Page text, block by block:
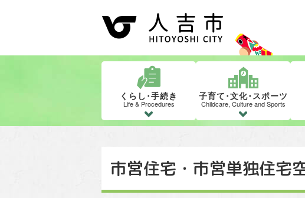
くらし･手続き
Life & Procedures
子育て･文化･スポーツ
Childcare, Culture and Sports
市営住宅・市営単独住宅